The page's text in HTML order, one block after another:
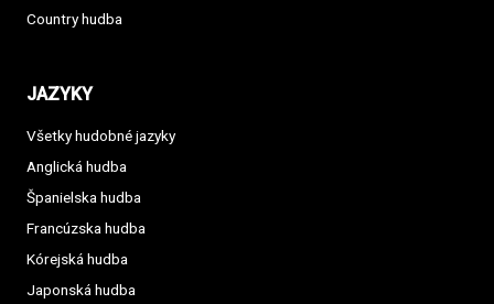
Country hudba
JAZYKY
Všetky hudobné jazyky
Anglická hudba
Španielska hudba
Francúzska hudba
Kórejská hudba
Japonská hudba